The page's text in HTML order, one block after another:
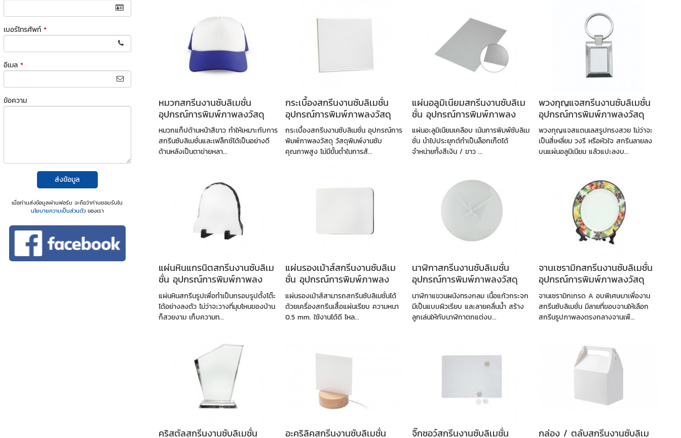
เบอร์โทรศัพท์ *
อีเมล *
ข้อความ
ส่งข้อมูล
เมื่อท่านส่งข้อมูลผ่านฟอร์ม จะถือว่าท่านยอมรับใน
นโยบายความเป็นส่วนตัวของเรา
หมวกสกรีนงานซับลิเมชั่น
อุปกรณ์การพิมพ์ภาพลงวัสดุ
หมวกแก็ปด้านหน้าสีขาว ทำให้เหมาะกับการ
สกรีนซับลิเมชั่นและเฟล็กซ์ได้เป็นอย่างดี
ด้านหลังเป็นตาข่ายหลา...
กระเบื้องสกรีนงานซับลิเมชั่น
อุปกรณ์การพิมพ์ภาพลงวัสดุ
กระเบื้องสกรีนงานซับลิเมชั่น อุปกรณ์การ
พิมพ์ภาพลงวัสดุ วัสดุพิมพ์งานซับ
คุณภาพสูง ไม่มีขั้นต่ำในการสั...
แผ่นอลูมิเนียมสกรีนงานซับลิเม
ชั่น อุปกรณ์การพิมพ์ภาพลง
วัสดุ
แผ่นอะลูมิเนียมเคลือบ เน้นการพิมพ์ซับลิเม
ชั่น นำไปประยุกต์ทำเป็นล็อกเก็ตได้
จำหน่ายทั้งสีเงิน / ขาว ...
พวงกุญแจสกรีนงานซับลิเมชั่น
อุปกรณ์การพิมพ์ภาพลงวัสดุ
พวงกุญแจสแตนเลสรูปทรงสวย ไม่ว่าจะ
เป็นสี่เหลี่ยม วงรี หรือหัวใจ สกรีนลายลง
บนแผ่นอลูมิเนียม แล้วแปะลงบ...
แผ่นหินแกรนิตสกรีนงานซับลิเม
ชั่น อุปกรณ์การพิมพ์ภาพลง
วัสดุ
แผ่นหินสกรีนรูปเพื่อทำเป็นกรอบรูปตั้งโต๊ะ
ได้อย่างลงตัว ไม่ว่าจะวางที่มุมไหนของบ้าน
ก็สวยงาม เก็บความท...
แผ่นรองเม้าส์สกรีนงานซับลิเม
ชั่น อุปกรณ์การพิมพ์ภาพลง
วัสดุ
แผ่นรองเม้าส์สามารถสกรีนซับลิเมชั่นได้
ด้วยเครื่องสกรีนเสื้อแผ่นเรียบ ความหนา
0.5 mm. ใช้งานได้ดี ไหล...
นาฬิกาสกรีนงานซับลิเมชั่น
อุปกรณ์การพิมพ์ภาพลงวัสดุ
นาฬิกาแขวนผนังทรงกลม เนื้อแก้วกระจก
มีเป็นแบบผิวเรียบ และลายคลื่นน้ำ สร้าง
ลูกเล่นให้กับนาฬิกาตกแต่งบ...
จานเซรามิกสกรีนงานซับลิเมชั่น
อุปกรณ์การพิมพ์ภาพลงวัสดุ
จานเซรามิกเกรด A อบพิเศษมาเพื่องาน
สกรีนซับลิเมชั่น มีลายที่ขอบจานให้เลือก
สกรีนรูปภาพลงตรงกลางจานเพื...
คริสตัลสกรีนงานซับลิเมชั่น
อะคริลิคสกรีนงานซับลิเมชั่น
จิ๊กซอว์สกรีนงานซับลิเมชั่น
กล่อง / ตลับสกรีนงานซับลิเม